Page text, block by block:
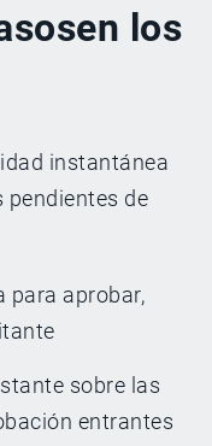
en los
instantánea
pendientes de
para aprobar,
sobre las
entrantes